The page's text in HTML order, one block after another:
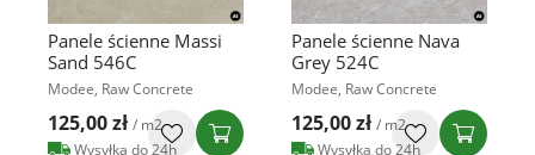
Panele ścienne Massi
Sand 546C
Modee, Raw Concrete
125,00 zł / m2
Wysyłka do 24h
Panele ścienne Nava
Grey 524C
Modee, Raw Concrete
125,00 zł / m2
Wysyłka do 24h